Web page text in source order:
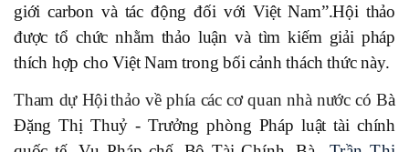
giới carbon và tác động đối vớiViệt Nam”.Hội thảo
được tổ chức nhằm thảo luận và tìm kiếm giải pháp
thích hợp cho Việt Nam trong bối cảnh thách thức này.
Tham dự Hội thảo vềphía các cơ quan nhà nước cóBà
Đặng Thị Thuỷ-Trưởng phòng Pháp luật tài chính